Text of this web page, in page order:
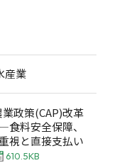
産業
政策(CAP)改革
料安全保障、
視と直接支払い
610.5KB